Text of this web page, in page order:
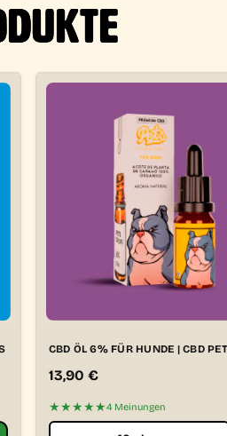
CBD ÖL 6% FÜR HUNDE | CBD
13,90 €
★★★★★4 Meinungen